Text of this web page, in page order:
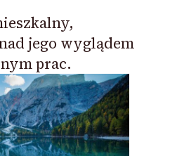
jego wyglądem
prac.